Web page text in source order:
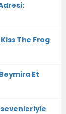
The Frog
Et
sevenleriyle